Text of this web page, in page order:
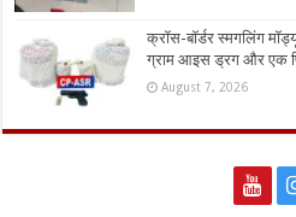
क्रॉस-बॉर्डर स्मगलिंग
ग्राम आइस ड्रग और एक
August 7, 2026